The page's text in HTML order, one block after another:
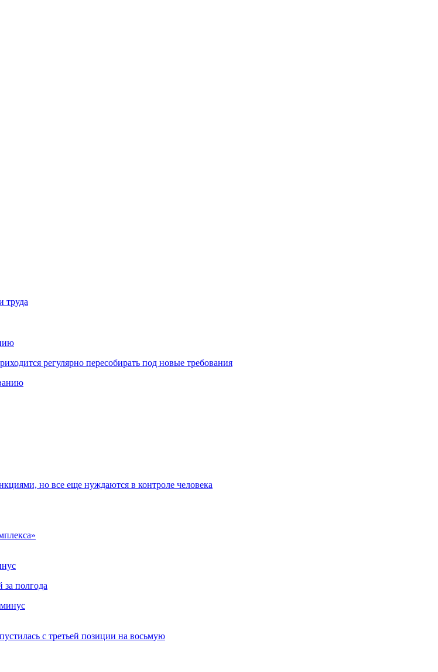
труда
регулярно пересобирать под новые требования
но все еще нуждаются в контроле человека
за полгода
с третьей позиции на восьмую